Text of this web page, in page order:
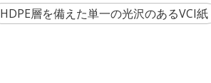
HDPE層を備えた単一の光沢のあるVCI紙